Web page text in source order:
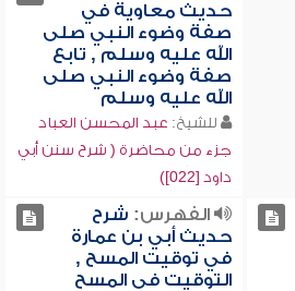
حديث معاوية في
صفة وضوء النبي صلى
الله عليه وسلم , تابع
صفة وضوء النبي صلى
الله عليه وسلم
للشيخ: عبد المحسن العباد
جزء من محاضرة ( شرح سنن أبي
داود [022])
الفهرس: شرح
حديث أبي بن عمارة
في توقيت المسح ,
التوقيت في المسح